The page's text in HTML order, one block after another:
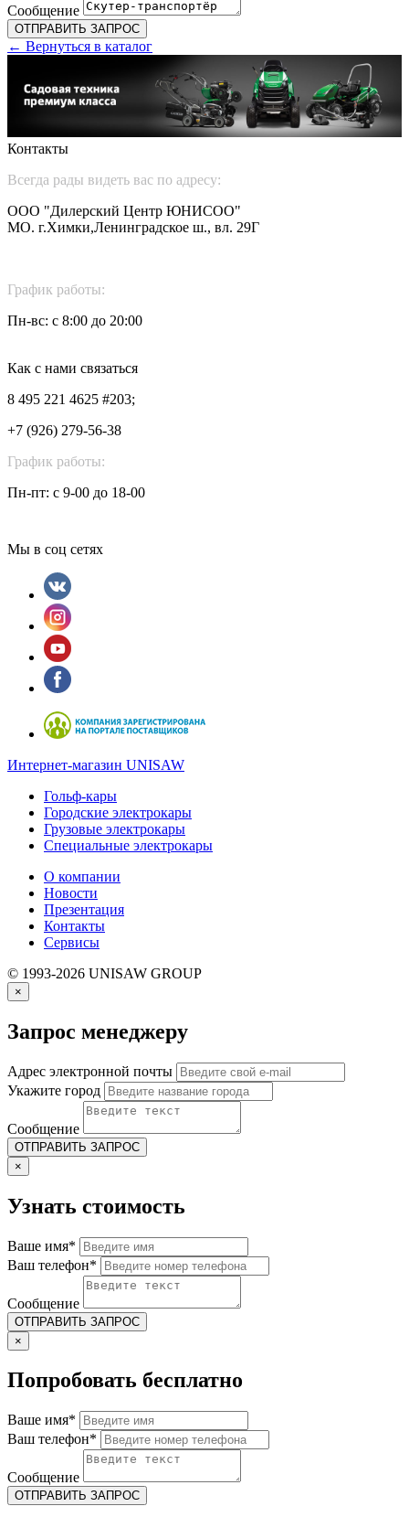
Сообщение
← Вернуться в каталог
Контакты
Всегда рады видеть вас по адресу:
ООО "Дилерский Центр ЮНИСОО"
MO. г.Химки,Ленинградское ш., вл. 29Г
График работы:
Пн-вс: c 8:00 до 20:00
Как с нами связаться
8 495 221 4625 #203;
+7 (926) 279-56-38
График работы:
Пн-пт: с 9-00 до 18-00
Мы в соц сетях
Интернет-магазин UNISAW
Гольф-кары
Городские электрокары
Грузовые электрокары
Специальные электрокары
О компании
Новости
Презентация
Контакты
Сервисы
© 1993-2026 UNISAW GROUP
×
Запрос менеджеру
Адрес электронной почты
Укажите город
Сообщение
×
Узнать стоимость
Ваше имя*
Ваш телефон*
Сообщение
×
Попробовать бесплатно
Ваше имя*
Ваш телефон*
Сообщение